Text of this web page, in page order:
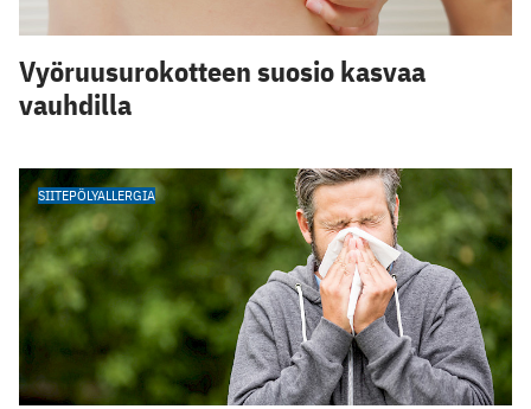
Vyöruusurokotteen suosio kasvaa
vauhdilla
SIITEPÖLYALLERGIA